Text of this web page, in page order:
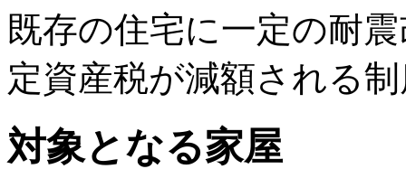
既存の住宅に一定の耐
定資産税が減額される
対象となる家屋